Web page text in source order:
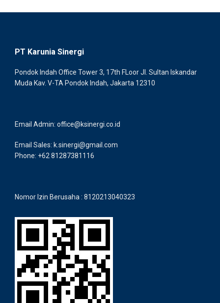
PT Karunia Sinergi
Pondok Indah Office Tower 3, 17th FLoor Jl. Sultan Iskandar
Muda Kav. V-TA Pondok Indah, Jakarta 12310
Email Admin: office@ksinergi.co.id
Email Sales: k.sinergi@gmail.com
Phone: +62 81287381116
Nomor Izin Berusaha : 8120213040323